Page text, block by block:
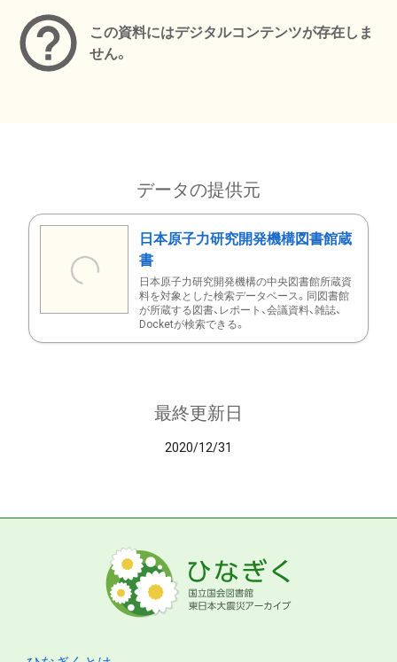
この資料にはデジタルコンテンツが存在しま
せん。
データの提供元
日本原子力研究開発機構図書館蔵
書
日本原子力研究開発機構の中央図書館所蔵資
料を対象とした検索データベース。同図書館
が所蔵する図書、レポート、会議資料、雑誌、
Docketが検索できる。
最終更新日
2020/12/31